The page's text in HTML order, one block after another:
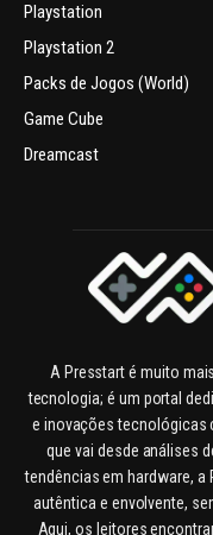
Playstation
Playstation 2
Packs de Jogos (World)
Game Cube
Dreamcast
A Presstart é muito
tecnologia; é um portal
e inovações tecnológicas
que vai desde análises
tendências em hardware,
autêntica e envolvente,
Aqui, os leitores